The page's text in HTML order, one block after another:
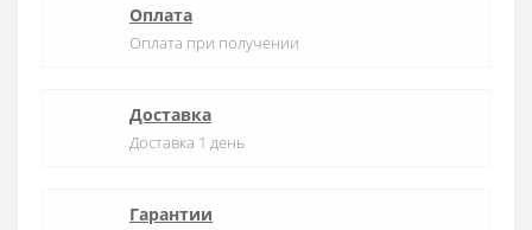
Оплата
Оплата при получении
Доставка
Доставка 1 день
Гарантии